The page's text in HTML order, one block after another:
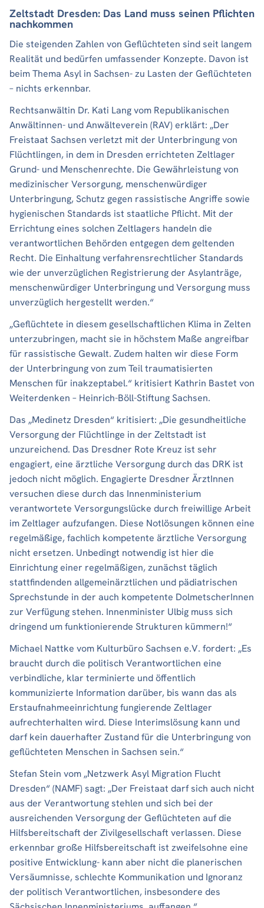
Zeltstadt Dresden: Das Land muss seinen Pflichten
nachkommen
Die steigenden Zahlen von Geflüchteten sind seit langem
Realität und bedürfen umfassender Konzepte. Davon ist
beim Thema Asyl in Sachsen- zu Lasten der Geflüchteten
– nichts erkennbar.
Rechtsanwältin Dr. Kati Lang vom Republikanischen
Anwältinnen- und Anwälteverein (RAV) erklärt: „Der
Freistaat Sachsen verletzt mit der Unterbringung von
Flüchtlingen, in dem in Dresden errichteten Zeltlager
Grund- und Menschenrechte. Die Gewährleistung von
medizinischer Versorgung, menschenwürdiger
Unterbringung, Schutz gegen rassistische Angriffe sowie
hygienischen Standards ist staatliche Pflicht. Mit der
Errichtung eines solchen Zeltlagers handeln die
verantwortlichen Behörden entgegen dem geltenden
Recht. Die Einhaltung verfahrensrechtlicher Standards
wie der unverzüglichen Registrierung der Asylanträge,
menschenwürdiger Unterbringung und Versorgung muss
unverzüglich hergestellt werden.“
„Geflüchtete in diesem gesellschaftlichen Klima in Zelten
unterzubringen, macht sie in höchstem Maße angreifbar
für rassistische Gewalt. Zudem halten wir diese Form
der Unterbringung von zum Teil traumatisierten
Menschen für inakzeptabel.“ kritisiert Kathrin Bastet von
Weiterdenken – Heinrich-Böll-Stiftung Sachsen.
Das „Medinetz Dresden“ kritisiert: „Die gesundheitliche
Versorgung der Flüchtlinge in der Zeltstadt ist
unzureichend. Das Dresdner Rote Kreuz ist sehr
engagiert, eine ärztliche Versorgung durch das DRK ist
jedoch nicht möglich. Engagierte Dresdner ÄrztInnen
versuchen diese durch das Innenministerium
verantwortete Versorgungslücke durch freiwillige Arbeit
im Zeltlager aufzufangen. Diese Notlösungen können eine
regelmäßige, fachlich kompetente ärztliche Versorgung
nicht ersetzen. Unbedingt notwendig ist hier die
Einrichtung einer regelmäßigen, zunächst täglich
stattfindenden allgemeinärztlichen und pädiatrischen
Sprechstunde in der auch kompetente DolmetscherInnen
zur Verfügung stehen. Innenminister Ulbig muss sich
dringend um funktionierende Strukturen kümmern!“
Michael Nattke vom Kulturbüro Sachsen e.V. fordert: „Es
braucht durch die politisch Verantwortlichen eine
verbindliche, klar terminierte und öffentlich
kommunizierte Information darüber, bis wann das als
Erstaufnahmeeinrichtung fungierende Zeltlager
aufrechterhalten wird. Diese Interimslösung kann und
darf kein dauerhafter Zustand für die Unterbringung von
geflüchteten Menschen in Sachsen sein.“
Stefan Stein vom „Netzwerk Asyl Migration Flucht
Dresden“ (NAMF) sagt: „Der Freistaat darf sich auch nicht
aus der Verantwortung stehlen und sich bei der
ausreichenden Versorgung der Geflüchteten auf die
Hilfsbereitschaft der Zivilgesellschaft verlassen. Diese
erkennbar große Hilfsbereitschaft ist zweifelsohne eine
positive Entwicklung- kann aber nicht die planerischen
Versäumnisse, schlechte Kommunikation und Ignoranz
der politisch Verantwortlichen, insbesondere des